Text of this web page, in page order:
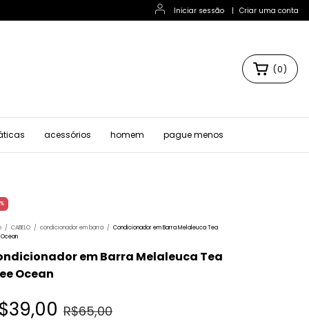
Iniciar sessão | Criar uma conta
(0)
acessórios homem pague menos
%
/ CABELO / condicionador em barra / Condicionador em Barra Melaleuca Tea
em Barra Melaleuca Tea
Ocean
R$65,00